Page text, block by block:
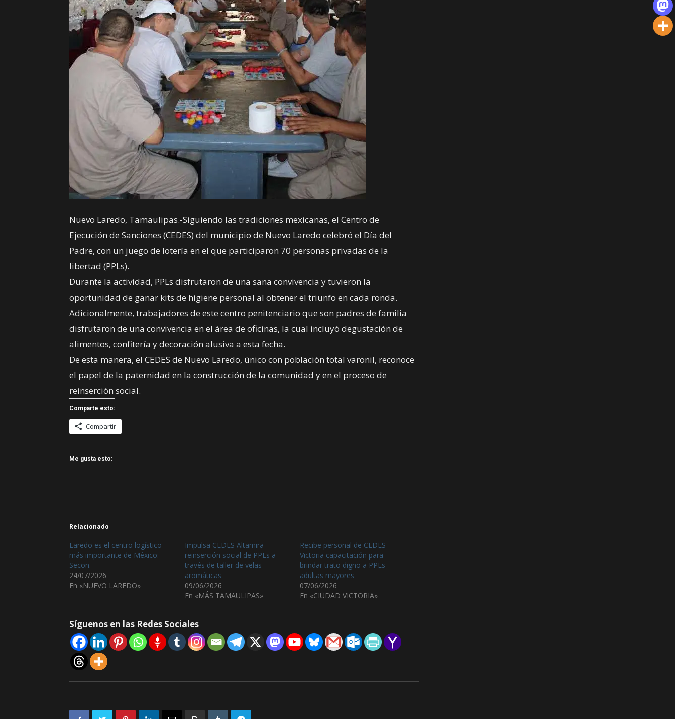
Nuevo Laredo, Tamaulipas.-Siguiendo las tradiciones mexicanas, el Centro de
Ejecución de Sanciones (CEDES) del municipio de Nuevo Laredo celebró el Día del
Padre, con un juego de lotería en el que participaron 70 personas privadas de la
libertad (PPLs).
Durante la actividad, PPLs disfrutaron de una sana convivencia y tuvieron la
oportunidad de ganar kits de higiene personal al obtener el triunfo en cada ronda.
Adicionalmente, trabajadores de este centro penitenciario que son padres de familia
disfrutaron de una convivencia en el área de oficinas, la cual incluyó degustación de
alimentos, confitería y decoración alusiva a esta fecha.
De esta manera, el CEDES de Nuevo Laredo, único con población total varonil, reconoce
el papel de la paternidad en la construcción de la comunidad y en el proceso de
reinserción social.
Comparte esto:
Compartir
Me gusta esto:
Relacionado
Laredo es el centro logístico
más importante de México:
Secon.
24/07/2026
En «NUEVO LAREDO»
Impulsa CEDES Altamira
reinserción social de PPLs a
través de taller de velas
aromáticas
09/06/2026
En «MÁS TAMAULIPAS»
Recibe personal de CEDES
Victoria capacitación para
brindar trato digno a PPLs
adultas mayores
07/06/2026
En «CIUDAD VICTORIA»
Síguenos en las Redes Sociales